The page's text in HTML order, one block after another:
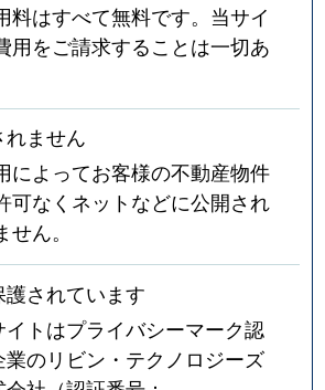
料はすべて無料です。当サイ
用をご請求することは一切あ
ません
によってお客様の不動産物件
可なくネットなどに公開され
ん。
されています
イトはプライバシーマーク認
業のリビン・テクノロジーズ